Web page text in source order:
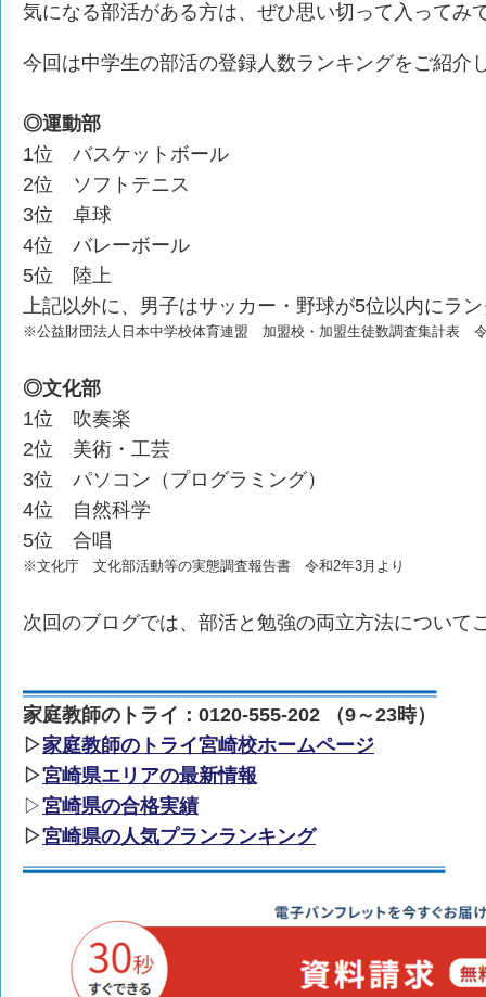
気になる部活がある方は、ぜひ思い切って入ってみ
今回は中学生の部活の登録人数ランキングをご紹介
◎運動部
1位 バスケットボール
2位 ソフトテニス
3位 卓球
4位 バレーボール
5位 陸上
上記以外に、男子はサッカー・野球が5位以内にラ
※公益財団法人日本中学校体育連盟 加盟校・加盟生徒数調査集計表
◎文化部
1位 吹奏楽
2位 美術・工芸
3位 パソコン（プログラミング）
4位 自然科学
5位 合唱
※文化庁 文化部活動等の実態調査報告書 令和2年3月より
次回のブログでは、部活と勉強の両立方法について
家庭教師のトライ：0120-555-202 （9～23時）
▷家庭教師のトライ宮崎校ホームページ
▷宮崎県エリアの最新情報
▷宮崎県の合格実績
▷宮崎県の人気プランランキング